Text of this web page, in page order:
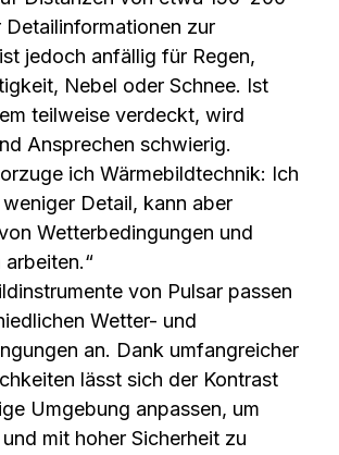
Detailinformationen zur
jedoch anfällig für Regen,
Nebel oder Schnee. Ist
teilweise verdeckt, wird
Ansprechen schwierig.
ich Wärmebildtechnik: Ich
Detail, kann aber
Wetterbedingungen und
von Pulsar passen
Wetter- und
an. Dank umfangreicher
lässt sich der Kontrast
Umgebung anpassen, um
mit hoher Sicherheit zu